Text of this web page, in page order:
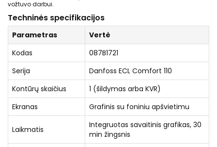
vožtuvo darbui.
Techninės specifikacijos
Parametras
Vertė
Kodas
087B1721
Serija
Danfoss ECL Comfort 110
Kontūrų skaičius
1 (šildymas arba KVR)
Ekranas
Grafinis su foniniu apšvietimu
Laikmatis
Integruotas savaitinis grafikas, 30
min žingsnis